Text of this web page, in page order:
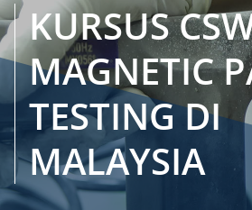
KURSUS
MAGNETIC
TESTING DI
MALAYSIA